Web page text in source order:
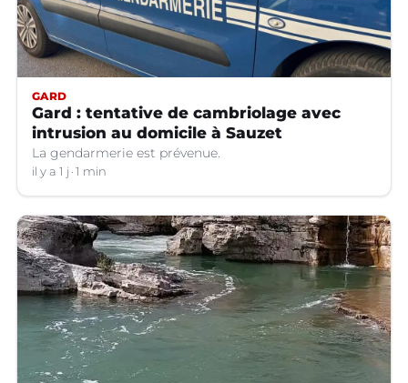
GARD
Gard : tentative de cambriolage avec
intrusion au domicile à Sauzet
La gendarmerie est prévenue.
il y a 1 j 1 min